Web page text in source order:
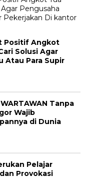
Positif Angkot
Solusi Agar
Atau Para Supir
Tanpa
Wajib
di Dunia
Pelajar
Provokasi